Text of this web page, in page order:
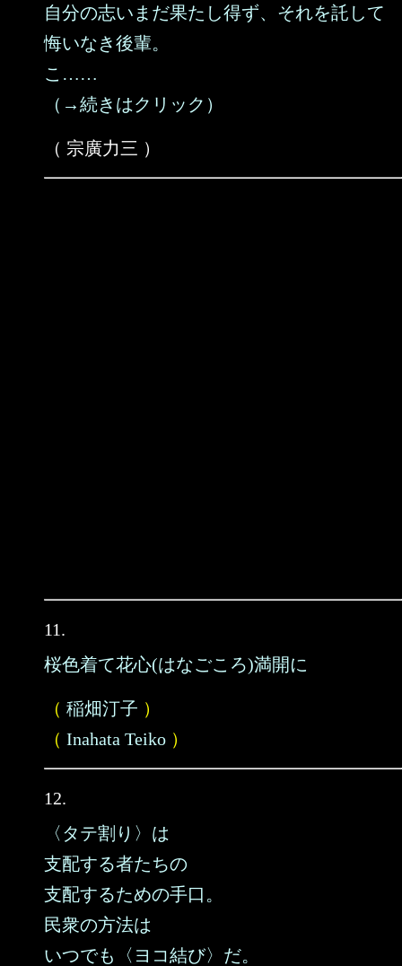
自分の志いまだ果たし得ず、それを託して
悔いなき後輩。
こ……
（→続きはクリック）
（ 宗廣力三 ）
11.
桜色着て花心(はなごころ)満開に
（ 稲畑汀子 ）
（ Inahata Teiko ）
12.
〈タテ割り〉は
支配する者たちの
支配するための手口。
民衆の方法は
いつでも〈ヨコ結び〉だ。